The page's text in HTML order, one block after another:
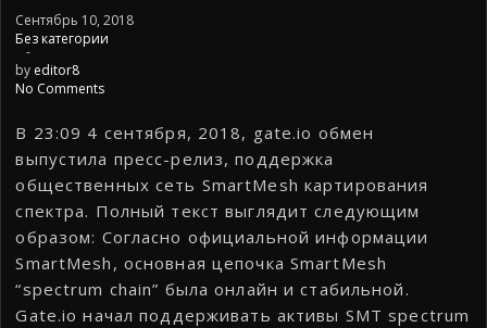
Сентябрь 10, 2018
Без категории
-
by editor8
No Comments
В 23:09 4 сентября, 2018, gate.io обмен
выпустила пресс-релиз, поддержка
общественных сеть SmartMesh картирования
спектра. Полный текст выглядит следующим
образом: Согласно официальной информации
SmartMesh, основная цепочка SmartMesh
“spectrum chain” была онлайн и стабильной.
Gate.io начал поддерживать активы SMT spectrum